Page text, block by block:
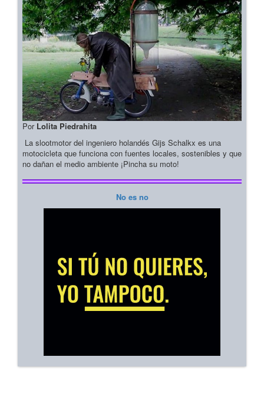
Por Lolita Piedrahita
La slootmotor del ingeniero holandés Gijs Schalkx es una
motocicleta que funciona con fuentes locales, sostenibles y que
no dañan el medio ambiente ¡Pincha su moto!
No es no